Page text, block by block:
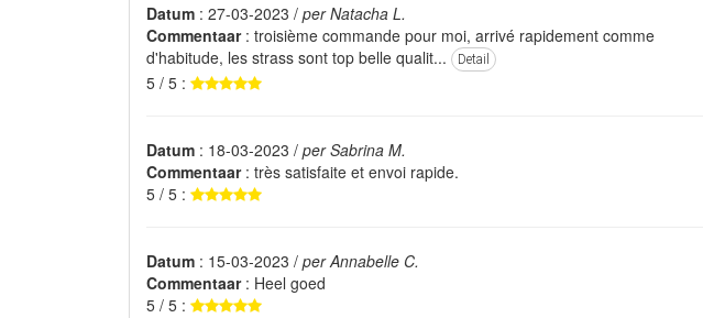
Datum : 27-03-2023 / per Natacha L.
Commentaar: troisième commande pour moi, arrivé rapidement comme
d'habitude, les strass sont top belle qualit...
Detail
5 / 5 :
Datum : 18-03-2023 / per Sabrina M.
Commentaar: très satisfaite et envoi rapide.
5 / 5 :
Datum : 15-03-2023 / per Annabelle C.
Commentaar: Heel goed
5 / 5 :